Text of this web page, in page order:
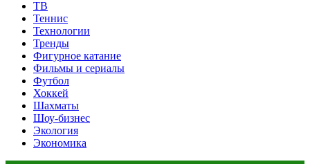
ТВ
Теннис
Технологии
Тренды
Фигурное катание
Фильмы и сериалы
Футбол
Хоккей
Шахматы
Шоу-бизнес
Экология
Экономика